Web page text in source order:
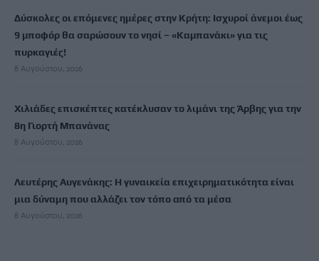
Δύσκολες οι επόμενες ημέρες στην Κρήτη: Ισχυροί άνεμοι έως
9 μποφόρ θα σαρώσουν το νησί – «Καμπανάκι» για τις
πυρκαγιές!
8 Αυγούστου, 2026
Χιλιάδες επισκέπτες κατέκλυσαν το λιμάνι της Άρβης για την
8η Γιορτή Μπανάνας
8 Αυγούστου, 2026
Λευτέρης Αυγενάκης: Η γυναικεία επιχειρηματικότητα είναι
μια δύναμη που αλλάζει τον τόπο από τα μέσα
8 Αυγούστου, 2026